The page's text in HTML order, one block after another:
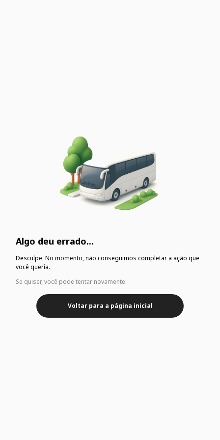
Algo deu errado...
Desculpe. No momento, não conseguimos completar a ação que
você queria.
Se quiser, você pode tentar novamente.
Voltar para a página inicial